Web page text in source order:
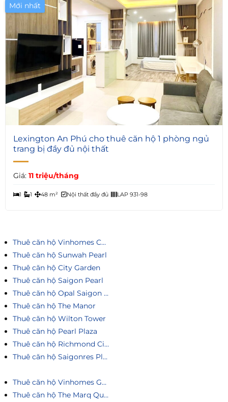
Mới nhất Giá Tốt
2
Lexington An Phú cho thuê căn hộ 1 phòng ngủ
trang bị đầy đủ nội thất
Giá: 11 triệu/tháng
1 1 48 m² Nội thất đầy đủ LAP 931-98
Thuê căn hộ Vinhomes Central Park
Thuê căn hộ Sunwah Pearl
Thuê căn hộ City Garden
Thuê căn hộ Saigon Pearl
Thuê căn hộ Opal Saigon Pearl
Thuê căn hộ The Manor
Thuê căn hộ Wilton Tower
Thuê căn hộ Pearl Plaza
Thuê căn hộ Richmond City
Thuê căn hộ Saigonres Plaza
Thuê căn hộ Vinhomes Golden River
Thuê căn hộ The Marq Quận 1